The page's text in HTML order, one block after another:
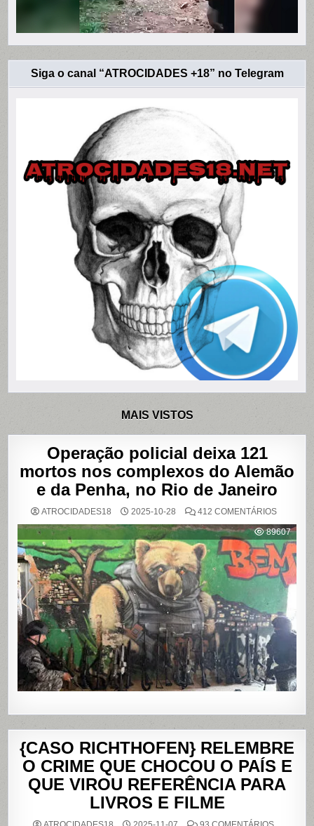
Siga o canal “ATROCIDADES +18” no Telegram
MAIS VISTOS
Operação policial deixa 121
mortos nos complexos do Alemão
e da Penha, no Rio de Janeiro
ATROCIDADES18 2025-10-28 412 COMENTÁRIOSEM
POLICIAL
DEIXA
121
MORTOS
NOS
DO
ALEMÃO
PENHA,
NO
RIO
89607
{CASO RICHTHOFEN} RELEMBRE
O CRIME QUE CHOCOU O PAÍS E
QUE VIROU REFERÊNCIA PARA
LIVROS E FILME
EM